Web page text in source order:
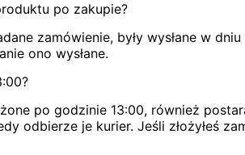
po zakupie?
zamówienie, były wysłane w
ono wysłane.
po godzinie 13:00, również
odbierze je kurier. Jeśli złożyłeś